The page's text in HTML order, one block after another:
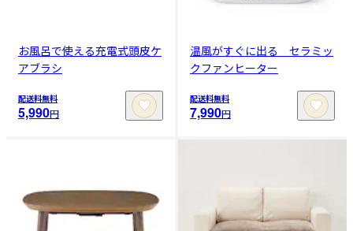
お風呂で使える充電式頭皮ケ
アブラシ
配送料無料
5,990円
温風がすぐに出る セラミッ
クファンヒーター
配送料無料
7,990円